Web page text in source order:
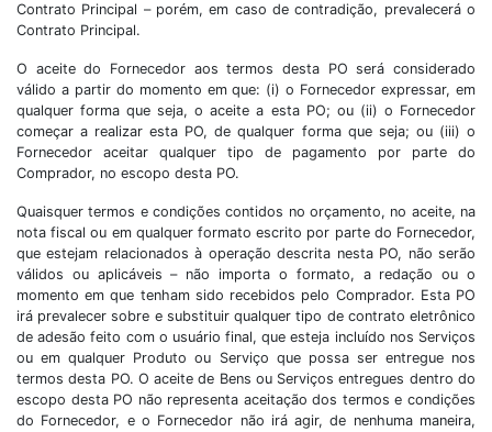
Contrato Principal – porém, em caso de contradição, prevalecerá o
Contrato Principal.
O aceite do Fornecedor aos termos desta PO será considerado
válido a partir do momento em que: (i) o Fornecedor expressar, em
qualquer forma que seja, o aceite a esta PO; ou (ii) o Fornecedor
começar a realizar esta PO, de qualquer forma que seja; ou (iii) o
Fornecedor aceitar qualquer tipo de pagamento por parte do
Comprador, no escopo desta PO.
Quaisquer termos e condições contidos no orçamento, no aceite, na
nota fiscal ou em qualquer formato escrito por parte do Fornecedor,
que estejam relacionados à operação descrita nesta PO, não serão
válidos ou aplicáveis – não importa o formato, a redação ou o
momento em que tenham sido recebidos pelo Comprador. Esta PO
irá prevalecer sobre e substituir qualquer tipo de contrato eletrônico
de adesão feito com o usuário final, que esteja incluído nos Serviços
ou em qualquer Produto ou Serviço que possa ser entregue nos
termos desta PO. O aceite de Bens ou Serviços entregues dentro do
escopo desta PO não representa aceitação dos termos e condições
do Fornecedor, e o Fornecedor não irá agir, de nenhuma maneira,